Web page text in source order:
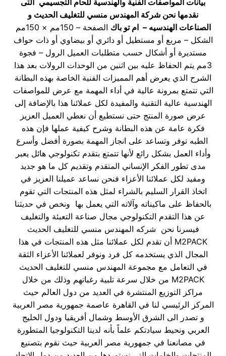
نقدمها نحن شركة المهندس منسي للتغليف الحديث و
الصناعات الهندسيه – ام تو باك
الصفحة – 150مم × 150مم
الشكل – مربع أو مستطيل أو دائري أو بيضاوي أو ذات حواف
مستديرة أو أشكال حسب متطلبات العميل الرول – فجوة
3مم يتم الحفاظ عليه بين اثنين من الوحدات الرولات بعد هذا
الشرح الذي يعرض أهم المميزات الفنية الخاصة بهذه البطانة
التي تتمتع بمرونة عالية في أداء المهمة مع عرض للمواصفات
الهندسية عالية التقنية والمفيدة لكل عملائنا هذا بالإضافة إلى
عرض صورة المنتج حتى نستطيع أن نعطي العميل العزيز
فكرة عامة عن هذه البطانة وشرح كيفية عملها فإن هذه
الطبه توفر وتساعد على انجاز المهمة بصورة أفضل وأسرع
وأداء العمل بشكل رائع لأنها تتمتع بتقدم تكنولوجي هائل يعبر
مدى تطور الفكر الإنساني المتقدم وتقديم كل ما هو جديد
ومفيد لكل عملائنا الأعزاء فنحن نساعد عميلنا العزيز في
اتخاذ القرار السليم بالشراء لمثل هذه المنتجات التي تقوم
بالحفاظ على ماكيناته وآلاته التي يعمل بها ونخص في حديثنا
عن هذا التقدم التكنولوجي مجال صناعة التعبئة والتغليف
فيسرنا نحن شركه المهندس منسي للتغليف الحديث
M2PACK أن تقدم لكل عملائنا مثل هذه المنتجات في هذا
المجال الذي يستخدمه كل فرد ونوفر لعملائنا الأعزاء الثقة
في التعامل مع مجموعة المهندس منسي للتغليف الحديث
M2PACK من خلال سرعة تلبية رغباتهم وذلك من خلال
مراكز التوزيع المنتشرة في العديد من دول العالم حيث
المركز الرئيسي لنا في القاهرة عاصمة جمهورية مصر العربية
و تصدر الى الشرق الأوسط وشمال أفريقيا ودول الخليج
العربي ونحيط سيادتكم علماً بأنه لدينا التكنولوجيا المتطورة
في مصانعنا في جمهورية مصر العربية حيث نقوم بتصنيع